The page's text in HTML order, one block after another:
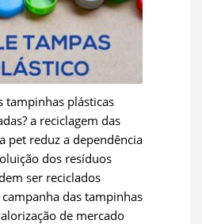
tampinhas plásticas
a reciclagem das
pet reduz a dependência
dos resíduos
ser reciclados
das tampinhas
de mercado